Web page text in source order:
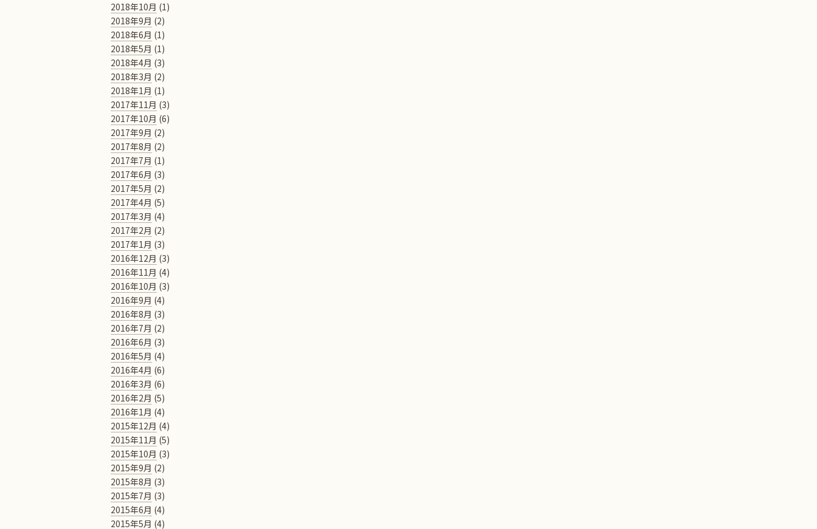
2018年10月 (1)
2018年9月 (2)
2018年6月 (1)
2018年5月 (1)
2018年4月 (3)
2018年3月 (2)
2018年1月 (1)
2017年11月 (3)
2017年10月 (6)
2017年9月 (2)
2017年8月 (2)
2017年7月 (1)
2017年6月 (3)
2017年5月 (2)
2017年4月 (5)
2017年3月 (4)
2017年2月 (2)
2017年1月 (3)
2016年12月 (3)
2016年11月 (4)
2016年10月 (3)
2016年9月 (4)
2016年8月 (3)
2016年7月 (2)
2016年6月 (3)
2016年5月 (4)
2016年4月 (6)
2016年3月 (6)
2016年2月 (5)
2016年1月 (4)
2015年12月 (4)
2015年11月 (5)
2015年10月 (3)
2015年9月 (2)
2015年8月 (3)
2015年7月 (3)
2015年6月 (4)
2015年5月 (4)